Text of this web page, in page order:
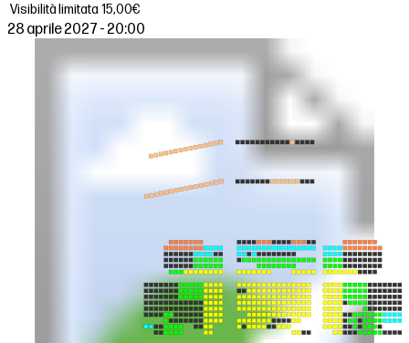
Visibilità limitata 15,00€
28 aprile 2027 - 20:00